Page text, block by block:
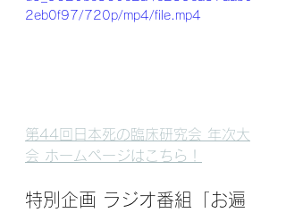
2eb0f97/720p/mp4/file.mp4
第44回日本死の臨床研究会 年次大
会 ホームページはこちら！
特別企画 ラジオ番組「 お遍